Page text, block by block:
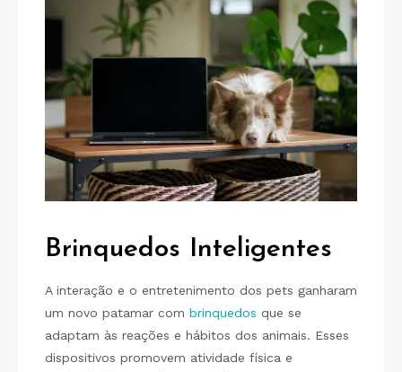
Brinquedos Inteligentes
A interação e o entretenimento dos pets ganharam
um novo patamar com brinquedos que se
adaptam às reações e hábitos dos animais. Esses
dispositivos promovem atividade física e